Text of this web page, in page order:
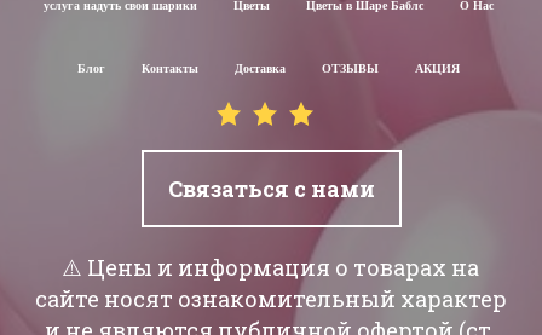
услуга надуть свои шарики Цветы Цветы в Шаре Баблс О Нас
Блог Контакты Доставка ОТЗЫВЫ АКЦИЯ
Связаться с нами
⚠️ Цены и информация о товарах на
сайте носят ознакомительный характер